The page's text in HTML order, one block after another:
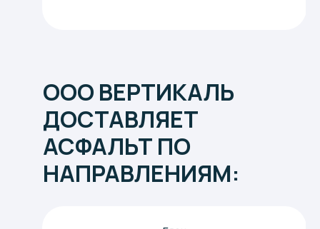
ООО ВЕРТИКАЛЬ
ДОСТАВЛЯЕТ
АСФАЛЬТ ПО
НАПРАВЛЕНИЯМ:
СОБСТВЕННОЕ
ПРОИЗВОДСТВО
|